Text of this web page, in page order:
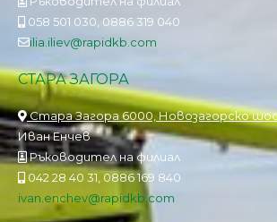
058 501 030, 0886 319 040
ilia.iliev@rapidkb.com
СТАРА ЗАГОРА
Стара Загора 6000, Новозагорско
Иван Енчев
Ръководител на филиал
042 28 40 31, 0886 169 840
ivan.enchev@rapidkb.com